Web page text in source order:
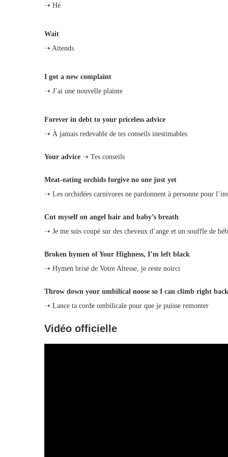
➝ Hé
Wait
➝ Attends
I got a new complaint
➝ J’ai une nouvelle plainte
Forever in debt to your priceless advice
➝ À jamais redevable de tes conseils inestimables
Your advice ➝ Tes conseils
Meat‑eating orchids forgive no one just yet
➝ Les orchidées carnivores ne pardonnent à personne pour
Cut myself on angel hair and baby’s breath
➝ Je me suis coupé sur des cheveux d’ange et un souffle de
Broken hymen of Your Highness, I’m left black
➝ Hymen brisé de Votre Altesse, je reste noirci
Throw down your umbilical noose so I can climb right back
➝ Lance ta corde ombilicale pour que je puisse remonter
Vidéo officielle